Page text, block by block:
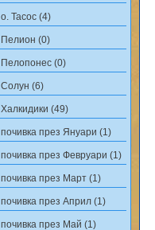
о. Тасос (4)
Пелион (0)
Пелопонес (0)
Солун (6)
Халкидики (49)
почивка през Януари (1)
почивка през Февруари (1)
почивка през Март (1)
почивка през Април (1)
почивка през Май (1)